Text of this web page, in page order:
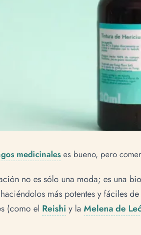
medicinales es bueno, pero comer
no es sólo una moda; es una
más potentes y fáciles
(como el Reishi y la Melena de